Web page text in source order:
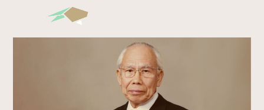
でんしょう